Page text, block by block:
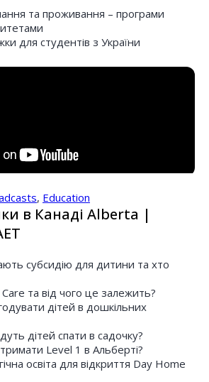
та проживання – програми
для студентів з України
, Education
в Канаді Alberta |
субсидію для дитини та хто
Care та від чого це залежить?
дітей в дошкільних
дітей спати в садочку?
Level 1 в Альберті?
освіта для відкриття Day Home